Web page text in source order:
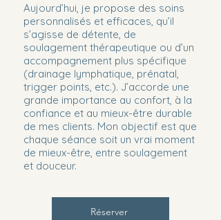
Aujourd’hui, je propose des soins
personnalisés et efficaces, qu’il
s’agisse de détente, de
soulagement thérapeutique ou d’un
accompagnement plus spécifique
(drainage lymphatique, prénatal,
trigger points, etc.). J’accorde une
grande importance au confort, à la
confiance et au mieux-être durable
de mes clients. Mon objectif est que
chaque séance soit un vrai moment
de mieux-être, entre soulagement
et douceur.
Réserver